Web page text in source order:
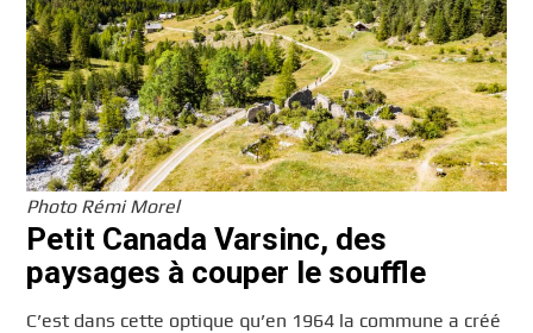
Photo Rémi Morel
Petit Canada Varsinc, des
paysages à couper le souffle
C’est dans cette optique qu’en 1964 la commune a créé